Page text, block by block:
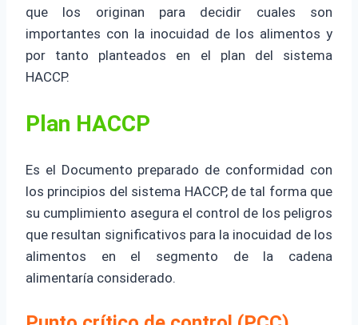
que los originan para decidir cuales son
importantes con la inocuidad de los alimentos y
por tanto planteados en el plan del sistema
HACCP.
Plan HACCP
Es el Documento preparado de conformidad con
los principios del sistema HACCP, de tal forma que
su cumplimiento asegura el control de los peligros
que resultan significativos para la inocuidad de los
alimentos en el segmento de la cadena
alimentaría considerado.